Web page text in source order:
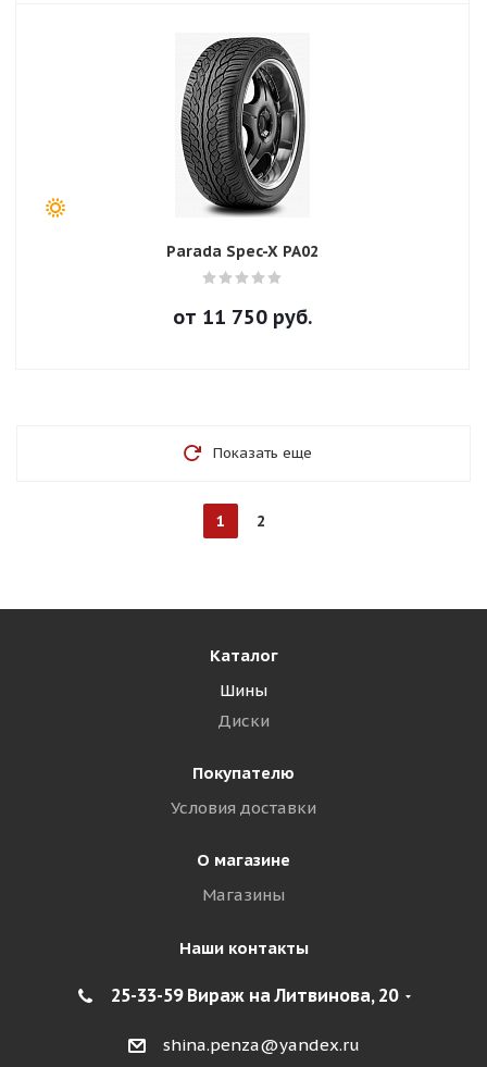
Parada Spec-X PA02
от 11 750 руб.
Показать еще
1 2
Каталог
Шины
Диски
Покупателю
Условия доставки
О магазине
Магазины
Наши контакты
25-33-59 Вираж на Литвинова, 20
shina.penza@yandex.ru